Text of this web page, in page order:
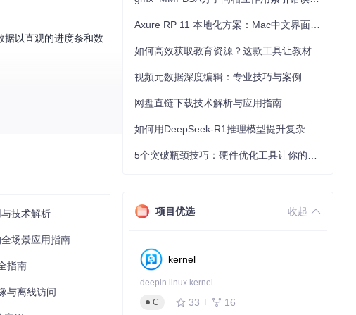
据以直观的进度条和数
，如暂停非关键资源
误或警告；点击"Brow
和端口，支持HTTP和F
技术解析
场景应用指南
指南
与离线访问
视频元数据深度编辑：专业技巧与案例
网盘直链下载技术解析与应用指南
项目优选 收起
kernel
deepin linux kernel
C
33 16